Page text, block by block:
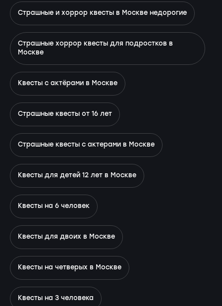
Страшные и хоррор квесты в Москве недорогие
Страшные хоррор квесты для подростков в
Москве
Квесты с актёрами в Москве
Страшные квесты от 16 лет
Страшные квесты с актерами в Москве
Квесты для детей 12 лет в Москве
Квесты на 6 человек
Квесты для двоих в Москве
Квесты на четверых в Москве
Квесты на 3 человека